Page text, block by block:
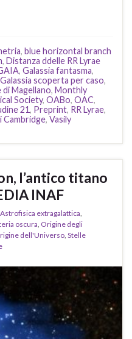
, blue horizontal branch
, Distanza ddelle RR Lyrae
, Galassia fantasma,
Galassia scoperta per caso,
Magellano, Monthly
Society, OABo, OAC,
21, Preprint, RR Lyrae,
Cambridge, Vasily
l’antico titano
INAF
Astrofisica extragalattica
oscura Origine degli
dell'Universo Stelle